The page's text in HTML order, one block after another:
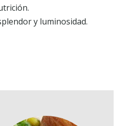
y luminosidad.